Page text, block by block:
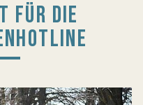
FÜR DIE